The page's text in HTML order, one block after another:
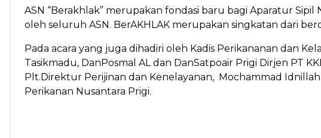
ASN “Berakhlak” merupakan fondasi baru bagi Aparatur
oleh seluruh ASN. BerAKHLAK merupakan singkatan dari
Pada acara yang juga dihadiri oleh Kadis Perikananan dan
Tasikmadu, DanPosmal AL dan DanSatpoair Prigi Dirjen PT
Plt.Direktur Perijinan dan Kenelayanan, Mochammad
Perikanan Nusantara Prigi.